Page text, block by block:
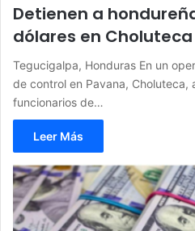
Detienen a
dólares en Choluteca
Tegucigalpa, Honduras En un
de control en Pavana, Choluteca,
funcionarios de…
Leer Más